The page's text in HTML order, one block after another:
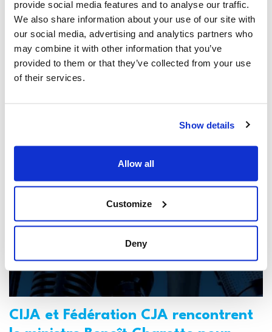
provide social media features and to analyse our traffic.
We also share information about your use of our site with
our social media, advertising and analytics partners who
may combine it with other information that you’ve
provided to them or that they’ve collected from your use
of their services.
Show details
Allow all
Customize
Deny
L'exode oublié des juifs des pays
arabes
Par Eta Yudin
CIJA et Fédération CJA rencontrent